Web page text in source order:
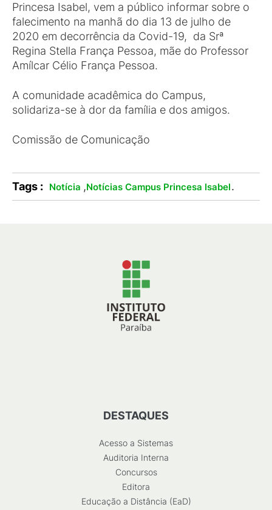
Princesa Isabel, vem a público informar sobre o
falecimento na manhã do dia 13 de julho de
2020 em decorrência da Covid-19, da Srª
Regina Stella França Pessoa, mãe do Professor
Amílcar Célio França Pessoa.
A comunidade acadêmica do Campus,
solidariza-se à dor da família e dos amigos.
Comissão de Comunicação
Tags : Notícia ,Notícias Campus Princesa Isabel.
DESTAQUES
Acesso a Sistemas
Auditoria Interna
Concursos
Editora
Educação a Distância (EaD)